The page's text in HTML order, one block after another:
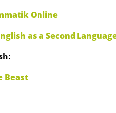
Online
as a Second
Beast